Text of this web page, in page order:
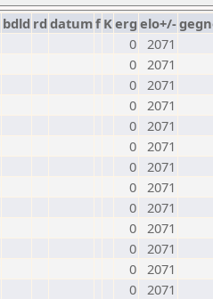
bdld rd datumf Kerg elo+/-
0 2071
0 2071
0 2071
0 2071
0 2071
0 2071
0 2071
0 2071
0 2071
0 2071
0 2071
0 2071
0 2071